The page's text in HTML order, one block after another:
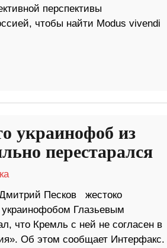
перспективы
чтобы найти Modus vivendi
украинофоб из
перестарался
Дмитрий Песков жестоко
украинофобом Глазьевым
что Кремль с ней не согласен в
Об этом сообщает Интерфакс.